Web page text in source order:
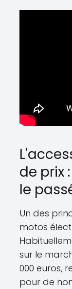
de prix
le
Un des
motos
sur le
000 euros,
pour de